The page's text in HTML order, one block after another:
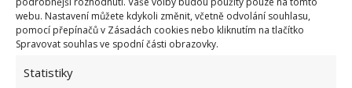
webu. Nastavení můžete kdykoli změnit, včetně odvolání souhlasu,
pomocí přepínačů v Zásadách cookies nebo kliknutím na tlačítko
Spravovat souhlas ve spodní části obrazovky.
Statistiky